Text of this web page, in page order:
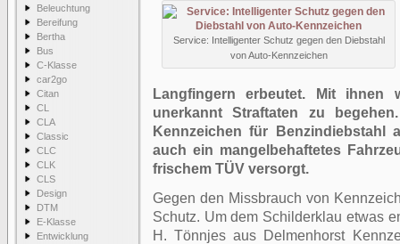
Beleuchtung
Bereifung
Bertha
Bus
C-Klasse
car2go
Citan
CL
CLA
Classic
CLC
CLK
CLS
Design
DTM
E-Klasse
Entwicklung
Service: Intelligenter Schutz gegen den Diebstahl
von Auto-Kennzeichen
Langfingern erbeutet. Mit ihnen
unerkannt Straftaten zu
Kennzeichen für Benzindiebstahl
auch ein mangelbehaftetes
frischem TÜV versorgt.
Gegen den Missbrauch von
Schutz. Um dem Schilderklau etwas
H. Tönnjes aus Delmenhorst